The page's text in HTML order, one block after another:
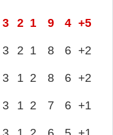
3 2 1 9 4 +5
3 2 1 8 6 +2
3 1 2 8 6 +2
3 1 2 7 6 +1